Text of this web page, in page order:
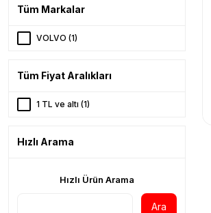
Tüm Markalar
VOLVO (1)
Tüm Fiyat Aralıkları
1 TL ve altı (1)
Hızlı Arama
Hızlı Ürün Arama
Ara